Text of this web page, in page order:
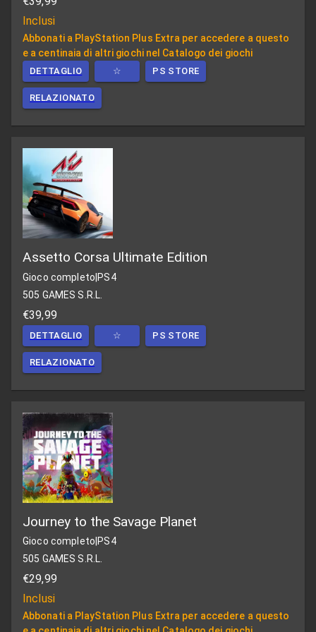
Inclusi
Abbonati a PlayStation Plus Extra per accedere a questo
e a centinaia di altri giochi nel Catalogo dei giochi
DETTAGLIO ☆ PS STORE
RELAZIONATO
Assetto Corsa Ultimate Edition
Gioco completo PS4
505 GAMES S.R.L.
€39,99
DETTAGLIO ☆ PS STORE
RELAZIONATO
Journey to the Savage Planet
Gioco completo PS4
505 GAMES S.R.L.
€29,99
Inclusi
Abbonati a PlayStation Plus Extra per accedere a questo